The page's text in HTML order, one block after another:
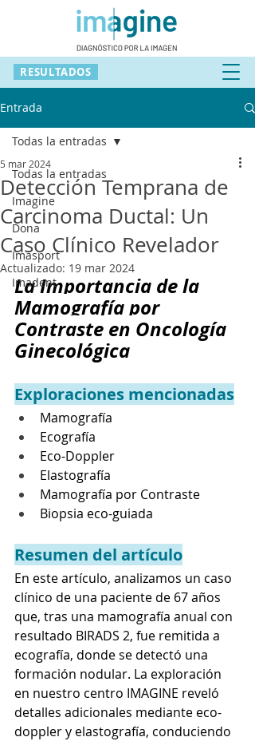
RESULTADOS
Entrada
Todas la entradas
Imagine
Dona
Imasport
Imadent
Todas la entradas
Detección Temprana de
Carcinoma Ductal: Un
Caso Clínico Revelador
5 mar 2024
Actualizado: 19 mar 2024
La Importancia de la
Mamografía por
Contraste en Oncología
Ginecológica
Exploraciones mencionadas
Mamografía
Ecografía
Eco-Doppler
Elastografía
Mamografía por Contraste
Biopsia eco-guiada
Resumen del artículo
En este artículo, analizamos un caso
clínico de una paciente de 67 años
que, tras una mamografía anual con
resultado BIRADS 2, fue remitida a
ecografía, donde se detectó una
formación nodular. La exploración
en nuestro centro IMAGINE reveló
detalles adicionales mediante eco-
doppler y elastografía, conduciendo